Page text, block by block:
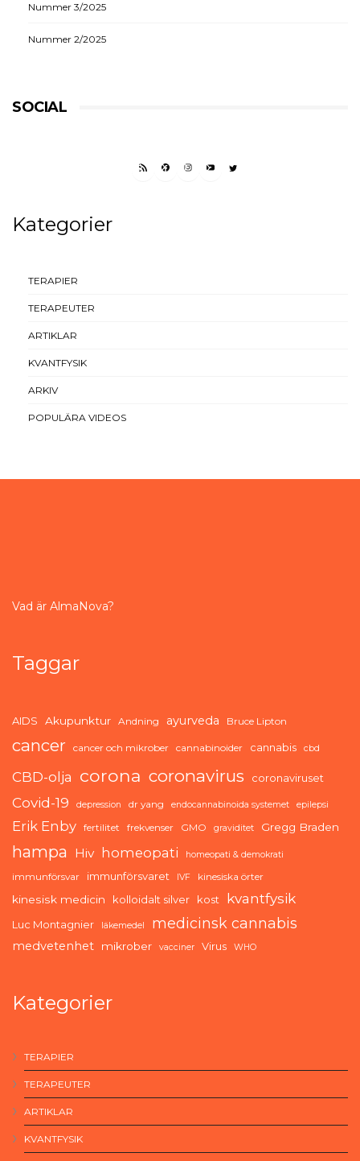
Nummer 3/2025
Nummer 2/2025
SOCIAL
RSS FEEDFACEBOOK
INSTAGRAM
YOUTUBETWITTER
Kategorier
TERAPIER
TERAPEUTER
ARTIKLAR
KVANTFYSIK
ARKIV
POPULÄRA VIDEOS
Vad är AlmaNova?
Taggar
AIDS Akupunktur Andning ayurveda Bruce Lipton
cancer cancer och mikrober cannabinoider cannabis cbd
CBD-olja corona coronavirus coronaviruset
Covid-19 depression dr yang endocannabinoida systemet epilepsi
Erik Enby fertilitet frekvenser GMO graviditet Gregg Braden
hampa Hiv homeopati homeopati & demokrati
immunförsvar immunförsvaret IVF kinesiska örter
kinesisk medicin kolloidalt silver kost kvantfysik
Luc Montagnier läkemedel medicinsk cannabis
medvetenhet mikrober vacciner Virus WHO
Kategorier
TERAPIER
TERAPEUTER
ARTIKLAR
KVANTFYSIK